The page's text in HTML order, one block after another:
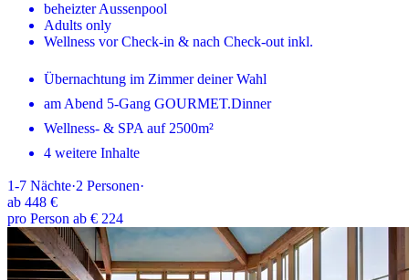
beheizter Aussenpool
Adults only
Wellness vor Check-in & nach Check-out inkl.
Übernachtung im Zimmer deiner Wahl
am Abend 5-Gang GOURMET.Dinner
Wellness- & SPA auf 2500m²
4 weitere Inhalte
1-7 Nächte·2 Personen·
ab 448 €
pro Person ab € 224